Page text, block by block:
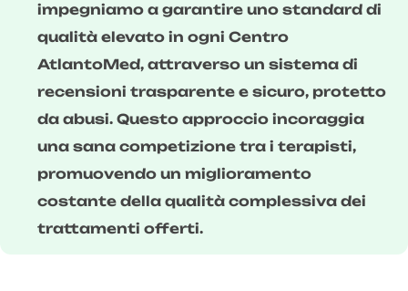
impegniamo a garantire uno standard di
qualità elevato in ogni Centro
AtlantoMed, attraverso un sistema di
recensioni trasparente e sicuro, protetto
da abusi. Questo approccio incoraggia
una sana competizione tra i terapisti,
promuovendo un miglioramento
costante della qualità complessiva dei
trattamenti offerti.